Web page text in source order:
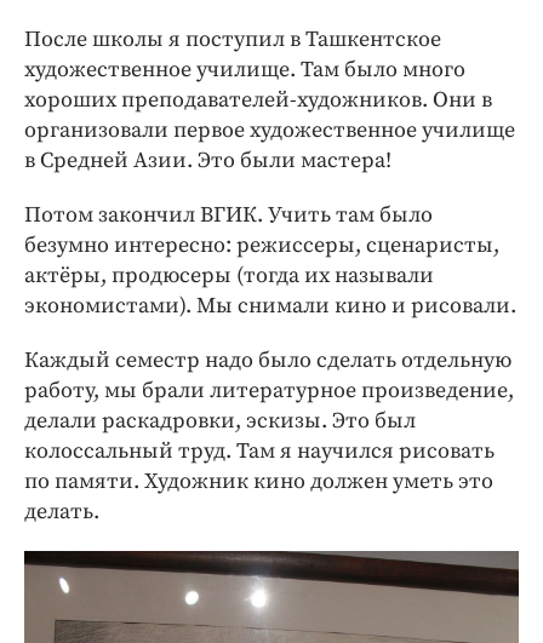
После школы я поступил в Ташкентское
художественное училище. Там было много
хороших преподавателей-художников. Они в
организовали первое художественное училище
в Средней Азии. Это были мастера!
Потом закончил ВГИК. Учить там было
безумно интересно: режиссеры, сценаристы,
актёры, продюсеры (тогда их называли
экономистами). Мы снимали кино и рисовали.
Каждый семестр надо было сделать отдельную
работу, мы брали литературное произведение,
делали раскадровки, эскизы. Это был
колоссальный труд. Там я научился рисовать
по памяти. Художник кино должен уметь это
делать.